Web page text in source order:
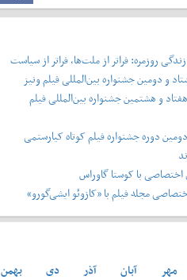
روزمره: فراتر از ملت‌ها، فراتر از سیاست
و دومین جشنواره بین‌المللی فیلم ونیز
و هشتمین جشنواره بین‌المللی فیلم
دوره جشنواره فیلم کوتاه کیارستمی
با کوستا گاوراس
مجله فیلم با «کازوئو ایشی‌گورو»
مهر آبان آذر دی بهمن